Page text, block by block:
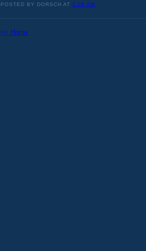
POSTED BY DORSCH AT3:09 AM
<< Home